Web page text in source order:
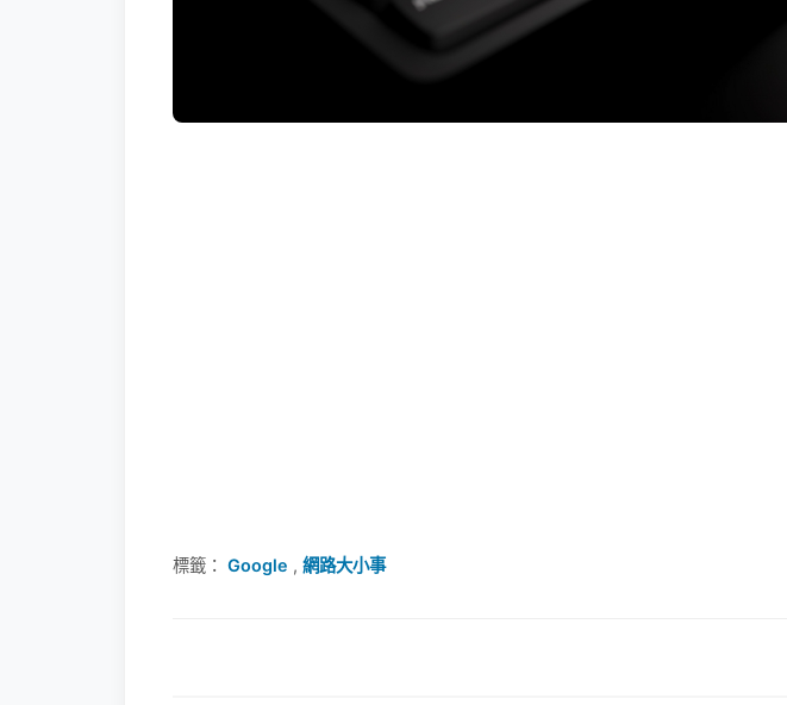
標籤： Google , 網路大小事